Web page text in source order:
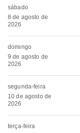
sábado
8 de agosto de
2026
domingo
9 de agosto de
2026
segunda-feira
10 de agosto de
2026
terça-feira